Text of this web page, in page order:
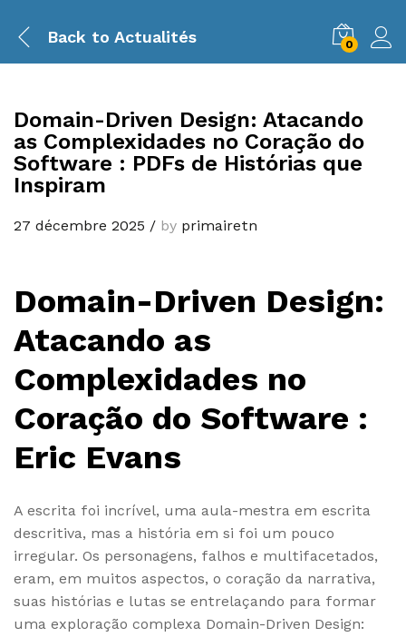
Back to Actualités 0
Domain-Driven Design: Atacando
as Complexidades no Coração do
Software : PDFs de Histórias que
Inspiram
27 décembre 2025 / by primairetn
Domain-Driven Design:
Atacando as
Complexidades no
Coração do Software :
Eric Evans
A escrita foi incrível, uma aula-mestra em escrita
descritiva, mas a história em si foi um pouco
irregular. Os personagens, falhos e multifacetados,
eram, em muitos aspectos, o coração da narrativa,
suas histórias e lutas se entrelaçando para formar
uma exploração complexa Domain-Driven Design: